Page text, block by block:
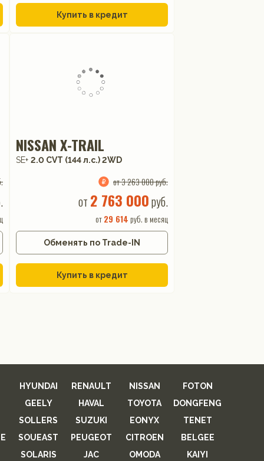
Купить в кредит
NISSAN X-TRAIL
SE+ 2.0 CVT (144 л.с.) 2WD
от 3 263 000 руб.
от 2 763 000руб.
от29 614 руб. в месяц
Обменять по Trade-IN
Купить в кредит
HYUNDAI RENAULT NISSAN
FOTON
GEELY
HAVAL TOYOTA
DONGFENG
SOLLERS
SUZUKI EONYX
TENET
SOUEAST PEUGEOT CITROEN
BELGEE
SOLARIS
JAC OMODA KAIYI